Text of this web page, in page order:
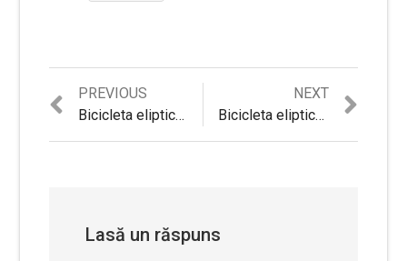
Navigare
PREVIOUS
Previous
post:
Bicicleta eliptica inSPORTline Misouri
NEXT
post:
Bicicleta eliptica inSPORTline Austin MG
Lasă un răspuns